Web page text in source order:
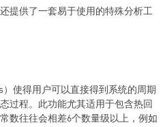
提供了一套易于使用的特殊分析工
使得用户可以直接得到系统的周期
过程。此功能尤其适用于包含热回
数往往会相差6个数量级以上，例如